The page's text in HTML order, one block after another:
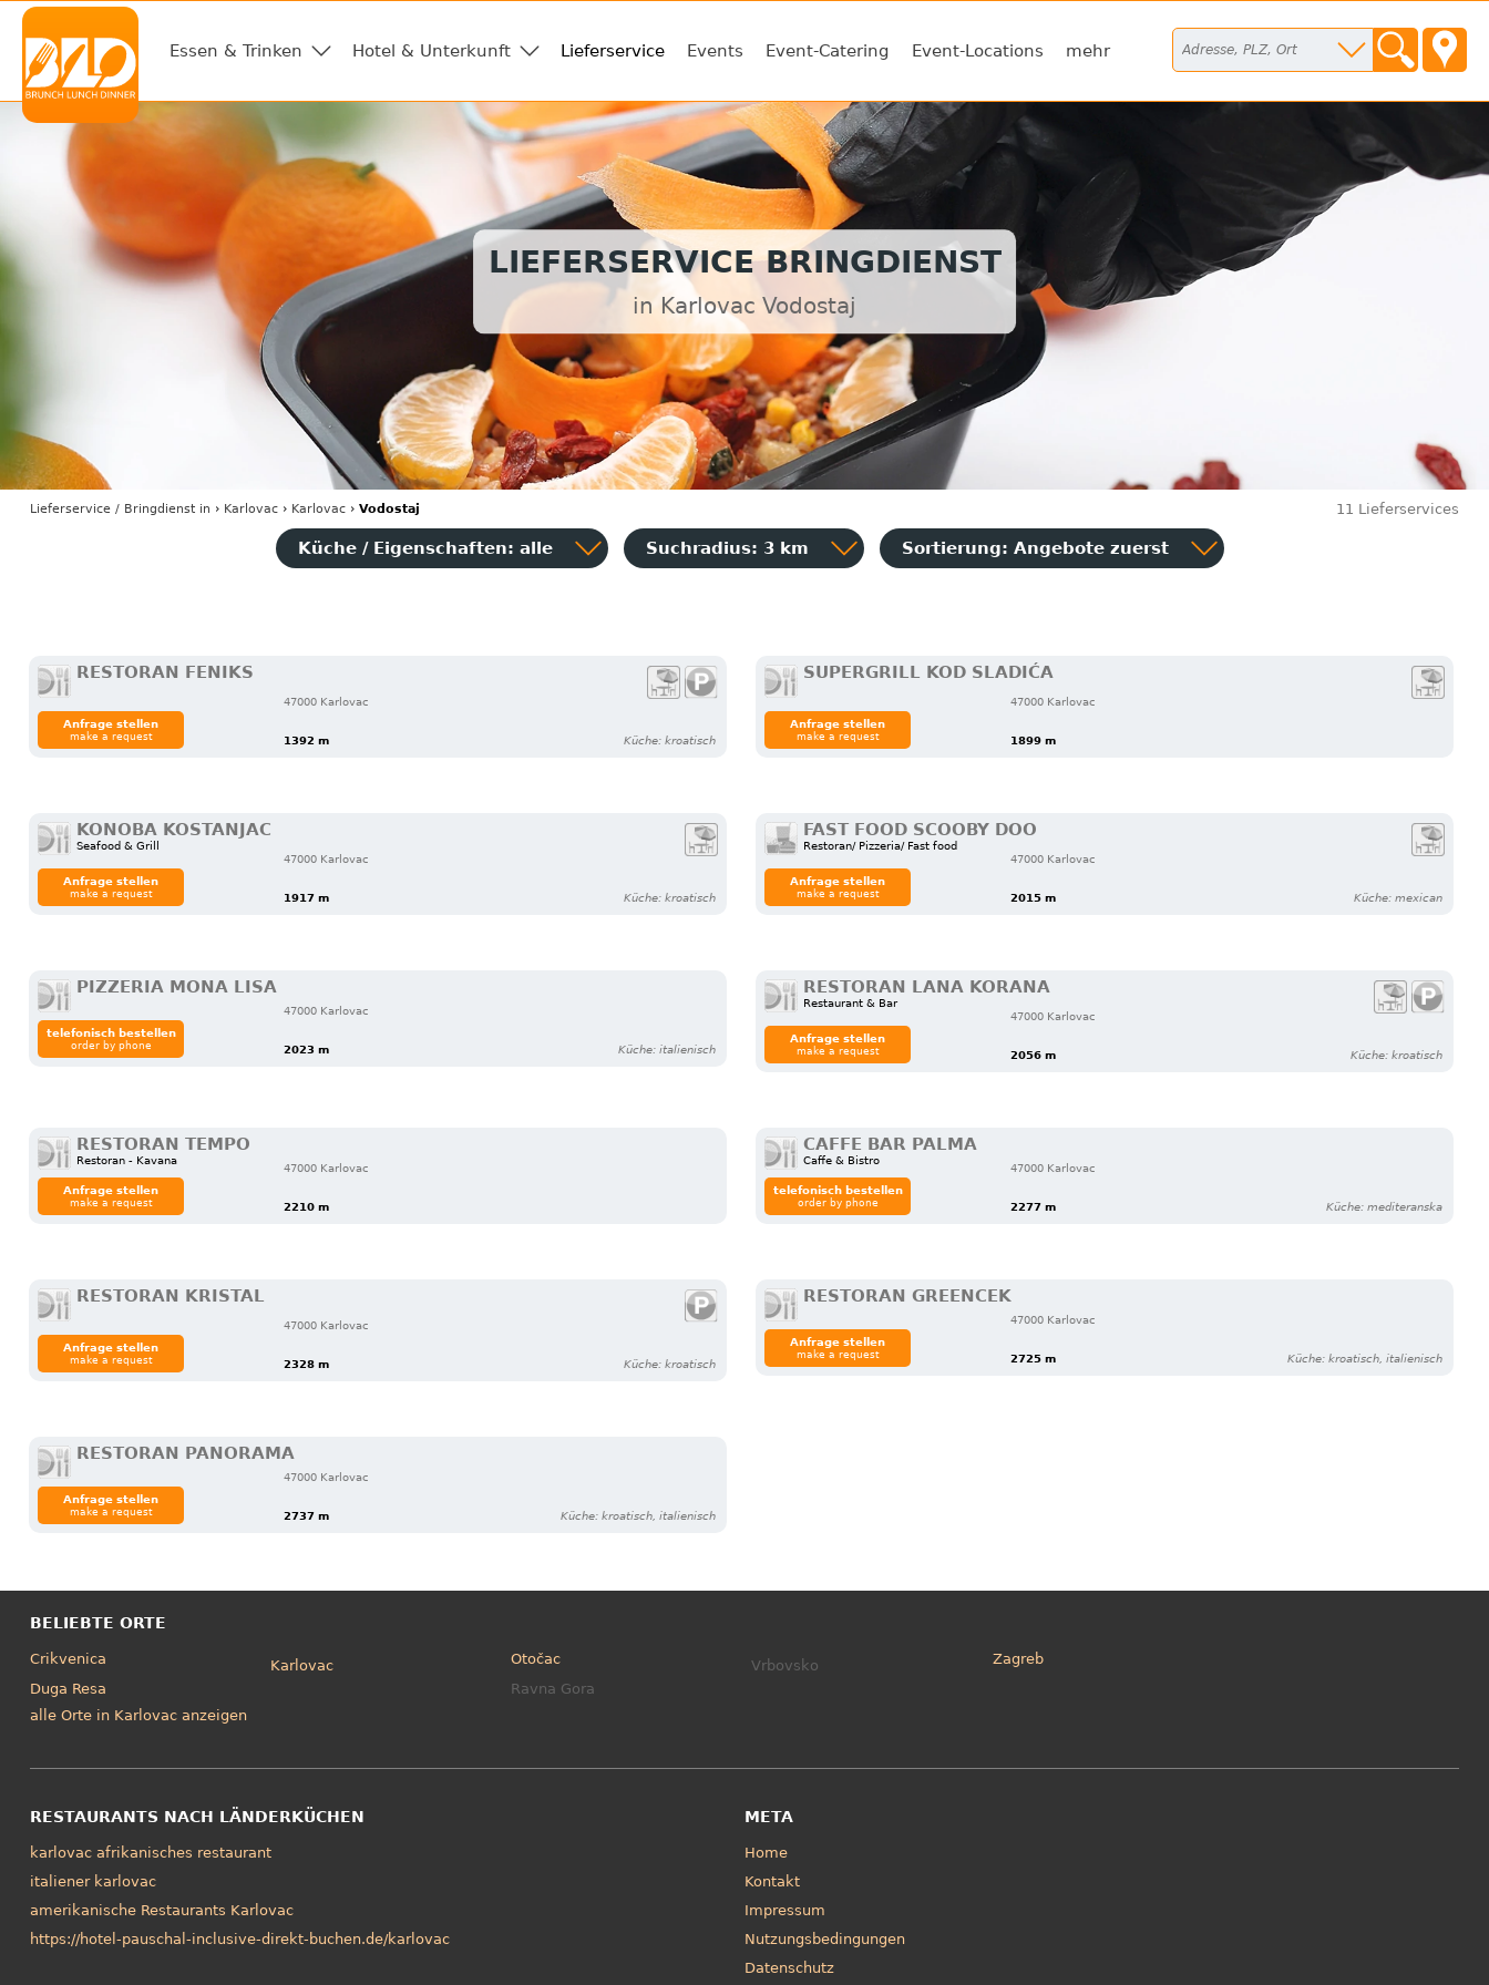
Essen & Trinken Hotel & Unterkunft Lieferservice Events Event-Catering Event-Locations mehr
LIEFERSERVICE BRINGDIENST
in Karlovac Vodostaj
Lieferservice / Bringdienstin › Karlovac› Karlovac› Vodostaj 11 Lieferservices
Küche / Eigenschaften: alle Suchradius: 3 km Sortierung: Angebote zuerst
RESTORAN FENIKS
47000 Karlovac
1392 m Küche: kroatisch
Anfrage stellen
make a request
SUPERGRILL KOD SLADIĆA
47000 Karlovac
1899 m
Anfrage stellen
make a request
KONOBA KOSTANJAC
Seafood & Grill
47000 Karlovac
1917 m Küche: kroatisch
Anfrage stellen
make a request
FAST FOOD SCOOBY DOO
Restoran/ Pizzeria/ Fast food
47000 Karlovac
2015 m Küche: mexican
Anfrage stellen
make a request
PIZZERIA MONA LISA
47000 Karlovac
2023 m Küche: italienisch
telefonisch bestellen
order by phone
RESTORAN LANA KORANA
Restaurant & Bar
47000 Karlovac
2056 m Küche: kroatisch
Anfrage stellen
make a request
RESTORAN TEMPO
Restoran - Kavana
47000 Karlovac
2210 m
Anfrage stellen
make a request
CAFFE BAR PALMA
Caffe & Bistro
47000 Karlovac
2277 m Küche: mediteranska
telefonisch bestellen
order by phone
RESTORAN KRISTAL
47000 Karlovac
2328 m Küche: kroatisch
Anfrage stellen
make a request
RESTORAN GREENCEK
47000 Karlovac
2725 m Küche: kroatisch, italienisch
Anfrage stellen
make a request
RESTORAN PANORAMA
47000 Karlovac
2737 m Küche: kroatisch, italienisch
Anfrage stellen
make a request
BELIEBTE ORTE
Crikvenica
Duga Resa
Karlovac
Otočac
Ravna Gora
Vrbovsko Zagreb
alle Orte in Karlovac anzeigen
RESTAURANTS NACH LÄNDERKÜCHEN
karlovac afrikanisches restaurant
italiener karlovac
amerikanische Restaurants Karlovac
https://hotel-pauschal-inclusive-direkt-buchen.de/karlovac
META
Home
Kontakt
Impressum
Nutzungsbedingungen
Datenschutz